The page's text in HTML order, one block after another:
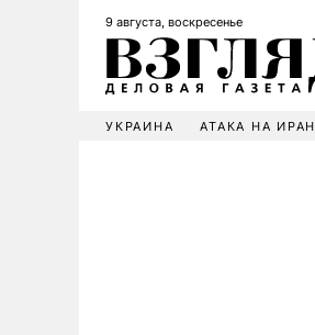
9 августа, воскресенье
УКРАИНА АТАКА НА ИРАН